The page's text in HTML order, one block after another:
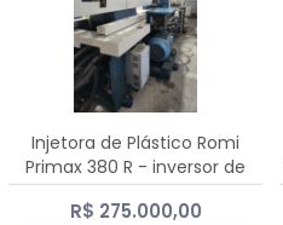
Injetora de Plástico Romi
Primax 380 R - inversor de
frequência NR 12
R$ 275.000,00